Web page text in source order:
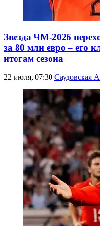
Звезда ЧМ-2026
за 80 млн евро – его
итогам сезона
22 июля, 07:30 Саудовская